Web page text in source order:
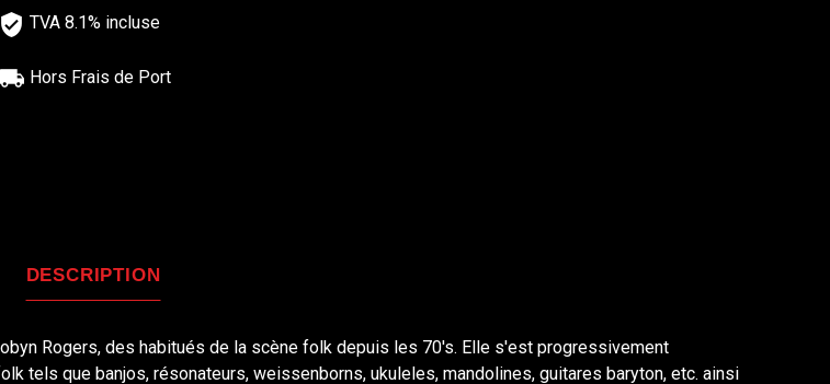
TVA 8.1% incluse
Hors Frais de Port
DESCRIPTION
Rogers, des habitués de la scène folk depuis les 70's. Elle s'est progressivement
tels que banjos, résonateurs, weissenborns, ukuleles, mandolines, guitares baryton, etc. ainsi